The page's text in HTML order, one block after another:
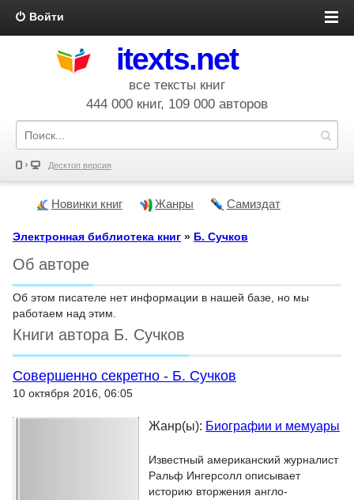
Войти
itexts.net
все тексты книг
444 000 книг, 109 000 авторов
Десктоп версия
Новинки книг Жанры Самиздат
Электронная библиотека книг » Б. Сучков
Об авторе
Об этом писателе нет информации в нашей базе, но мы
работаем над этим.
Книги автора Б. Сучков
Совершенно секретно - Б. Сучков
10 октября 2016, 06:05
Жанр(ы): Биографии и мемуары
Известный американский журналист
Ральф Ингерсолл описывает
историю вторжения англо-